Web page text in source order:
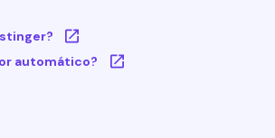
automático?